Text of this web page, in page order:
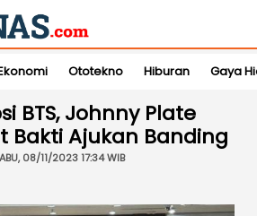
Ototekno Hiburan Gaya
BTS, Johnny Plate
Bakti Ajukan Banding
08/11/2023 17:34 WIB